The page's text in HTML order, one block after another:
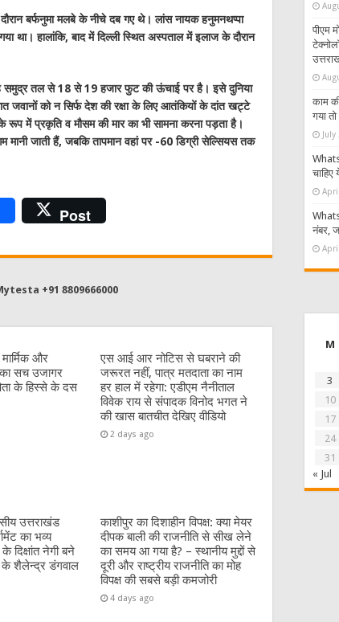
बर्फनुमा मलबे के नीचे दब गए थे। लांस नायक हनुमनथप्पा
था। हालांकि, बाद में दिल्ली स्थित अस्पताल में इलाज के दौरान
समुद्र तल से 18 से 19 हजार फुट की ऊंचाई पर है। इसे दुनिया
जवानों को न सिर्फ देश की रक्षा के लिए आतंकियों के दांत खट्टे
में प्रकृति व मौसम की मार का भी सामना करना पड़ता है।
जाती हैं, जबकि तापमान वहां पर -60 डिग्री सेल्सियस तक
Post
+91 8809666000
और
का सच उजागर
के हिस्से के दस
एस आई आर नोटिस से घबराने की
जरूरत नहीं, पात्र मतदाता का नाम
हर हाल में रहेगा: एडीएम नैनीताल
विवेक राय से संपादक विनोद भगत ने
की खास बातचीत देखिए वीडियो
2 days ago
उत्तराखंड
का भव्य
दिक्षांत नेगी बने
के शैलेन्द्र डंगवाल
काशीपुर का दिशाहीन विपक्ष: क्या मेयर
दीपक बाली की राजनीति से सीख लेने
का समय आ गया है? – स्थानीय मुद्दों से
दूरी और राष्ट्रीय राजनीति का मोह
विपक्ष की सबसे बड़ी कमजोरी
4 days ago
पीएम
काम
गया
चाहिए
नंबर,
M
3
10
17
24
31
« Jul